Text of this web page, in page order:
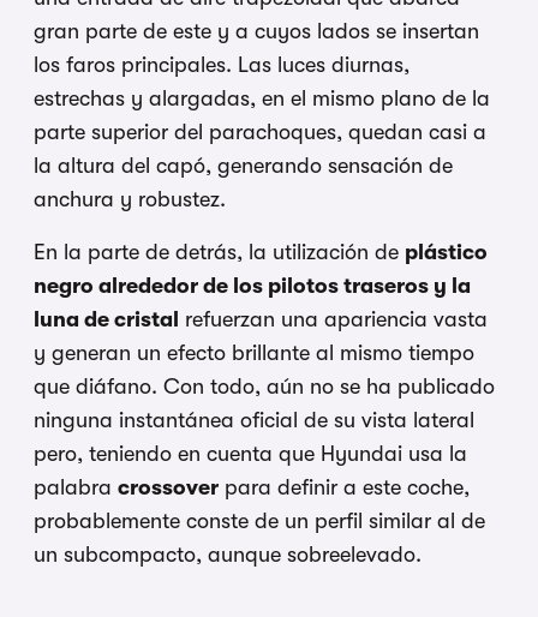
gran parte de este y a cuyos lados se insertan
los faros principales. Las luces diurnas,
estrechas y alargadas, en el mismo plano de la
parte superior del parachoques, quedan casi a
la altura del capó, generando sensación de
anchura y robustez.
En la parte de detrás, la utilización de plástico
negro alrededor de los pilotos traseros y la
luna de cristal refuerzan una apariencia vasta
y generan un efecto brillante al mismo tiempo
que diáfano. Con todo, aún no se ha publicado
ninguna instantánea oficial de su vista lateral
pero, teniendo en cuenta que Hyundai usa la
palabra crossover para definir a este coche,
probablemente conste de un perfil similar al de
un subcompacto, aunque sobreelevado.